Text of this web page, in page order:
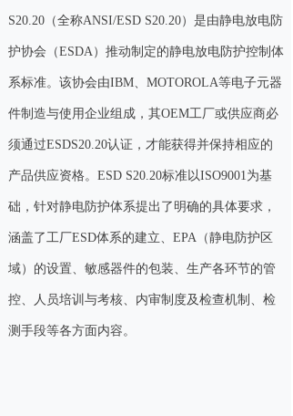
S20.20（全称ANSI/ESD S20.20）是由静电放电防
护协会（ESDA）推动制定的静电放电防护控制体
系标准。该协会由IBM、MOTOROLA等电子元器
件制造与使用企业组成，其OEM工厂或供应商必
须通过ESDS20.20认证，才能获得并保持相应的
产品供应资格。 ESD S20.20标准以ISO9001为基
础，针对静电防护体系提出了明确的具体要求，
涵盖了工厂ESD体系的建立、EPA（静电防护区
域）的设置、敏感器件的包装、生产各环节的管
控、人员培训与考核、内审制度及检查机制、检
测手段等各方面内容。